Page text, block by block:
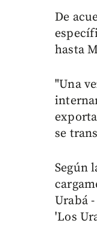
De
hasta
"Una
se
Según
Urabá
'Los